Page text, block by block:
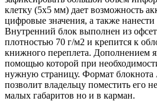
клетку (5х5 мм) дает возможность
цифровые значения, а также
Внутренний блок выполнен из
плотностью 70 г/м2 и крепится к
книжного переплета. Дополнением
помощью которой при
нужную страницу. Формат
позволит владельцу поместить его
малых габаритов но и в карман.